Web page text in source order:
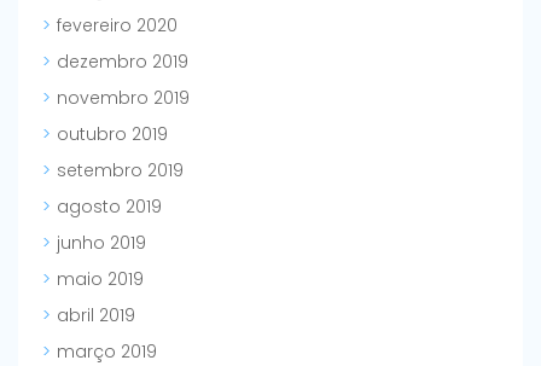
fevereiro 2020
dezembro 2019
novembro 2019
outubro 2019
setembro 2019
agosto 2019
junho 2019
maio 2019
abril 2019
março 2019